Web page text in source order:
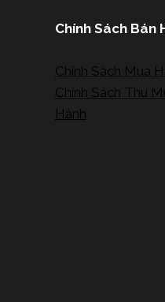
Chính Sách Bán
Chính Sách Mua
Chính Sách Thu
Hành